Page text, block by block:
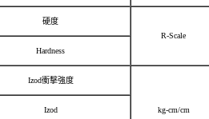
硬度
R-Scale
Hardness
Izod衝擊強度
kg-cm/cm
Izod